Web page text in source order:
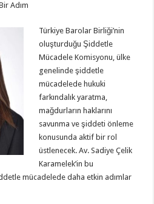
Adım
Türkiye Barolar Birliği’nin
oluşturduğu Şiddetle
Mücadele Komisyonu, ülke
genelinde şiddetle
mücadelede hukuki
farkındalık yaratma,
mağdurların haklarını
savunma ve şiddeti önleme
konusunda aktif bir rol
üstlenecek. Av. Sadiye Çelik
Karamelek’in bu
mücadelede daha etkin adımlar